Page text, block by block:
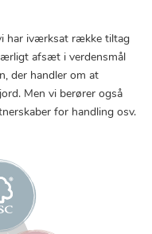
har iværksat række tiltag
afsæt i verdensmål
der handler om at
Men vi berører også
for handling osv.